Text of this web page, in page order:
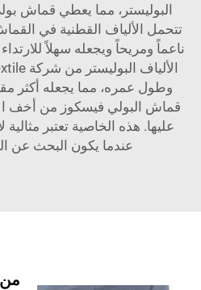
البوليستر، مما يعطي قماش
تتحمل الألياف القطنية في
ناعماً ومريحاً ويجعله سهلاً
وطول عمره، مما يجعله أكثر
قماش البولي فيسكوز من أخف
عليها. هذه الخاصية تعتبر
عندما يكون البحث عن
من